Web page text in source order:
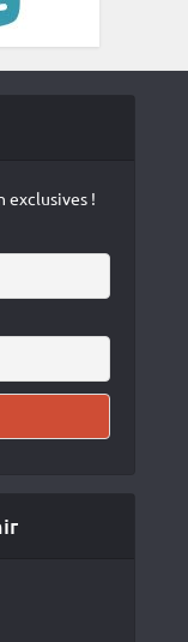
exclusives !